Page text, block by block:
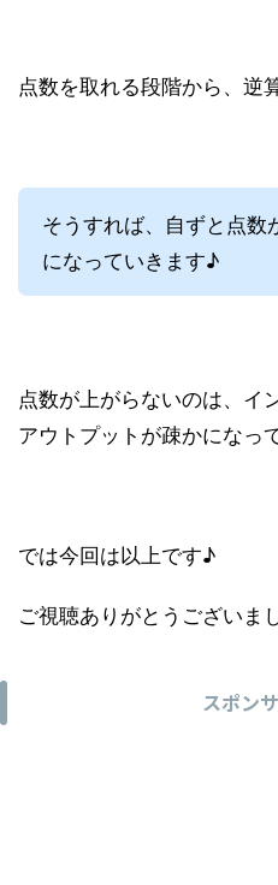
点数を取れる段階から、逆
そうすれば、自ずと点数
になっていきます♪
点数が上がらないのは、イ
アウトプットが疎かになっ
では今回は以上です♪
ご視聴ありがとうございま
スポン